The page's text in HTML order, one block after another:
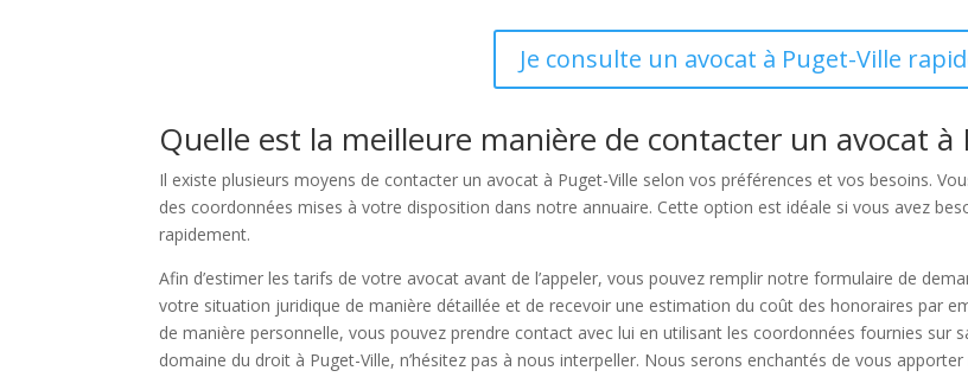
Je consulte un avocat à Puget-Ville
Quelle est la meilleure manière de contacter un avocat à
Il existe plusieurs moyens de contacter un avocat à Puget-Ville selon vos préférences et vos besoins.
des coordonnées mises à votre disposition dans notre annuaire. Cette option est idéale si vous avez
rapidement.
Afin d’estimer les tarifs de votre avocat avant de l’appeler, vous pouvez remplir notre formulaire de
votre situation juridique de manière détaillée et de recevoir une estimation du coût des honoraires par
de manière personnelle, vous pouvez prendre contact avec lui en utilisant les coordonnées fournies sur
domaine du droit à Puget-Ville, n’hésitez pas à nous interpeller. Nous serons enchantés de vous